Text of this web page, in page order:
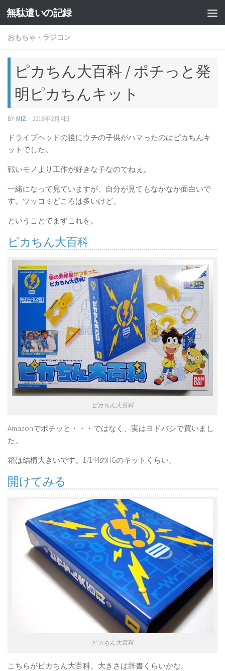
コンテンツへスキップ
無駄遣いの記録
おもちゃ・ラジコン
ピカちん大百科 / ポチっと発
明ピカちんキット
BYMIZ. · 2018年2月4日
ドライブヘッドの後にウチの子供がハマったのはピカちんキ
ットでした。
戦いモノより工作が好きな子なのでねぇ。
一緒になって見ていますが、自分が見てもなかなか面白いで
す。ツッコミどころは多いけど。
ということでまずこれを。
ピカちん大百科
ピカちん大百科
Amazonでポチッと・・・ではなく、実はヨドバシで買いまし
た。
箱は結構大きいです。1/144のHGのキットくらい。
開けてみる
ピカちん大百科
こちらがピカちん大百科。大きさは辞書くらいかな。